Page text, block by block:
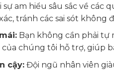
sự am hiểu sâu sắc về các
tránh các sai sót
Bạn không cần phải tự
chúng tôi hỗ trợ, giúp
cậy:Đội ngũ nhân viên